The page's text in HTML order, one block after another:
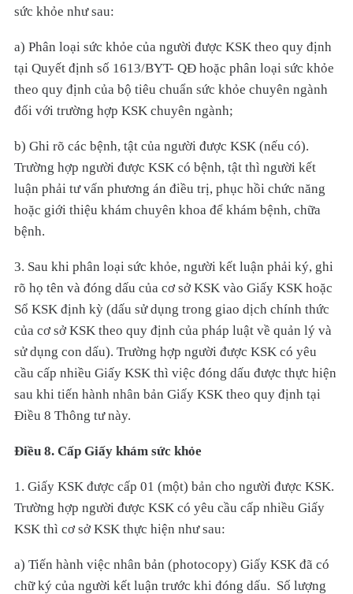
sức khỏe như sau:
a) Phân loại sức khỏe của người được KSK theo quy định
tại Quyết định số 1613/BYT- QĐ hoặc phân loại sức khỏe
theo quy định của bộ tiêu chuẩn sức khỏe chuyên ngành
đối với trường hợp KSK chuyên ngành;
b) Ghi rõ các bệnh, tật của người được KSK (nếu có).
Trường hợp người được KSK có bệnh, tật thì người kết
luận phải tư vấn phương án điều trị, phục hồi chức năng
hoặc giới thiệu khám chuyên khoa để khám bệnh, chữa
bệnh.
3. Sau khi phân loại sức khỏe, người kết luận phải ký, ghi
rõ họ tên và đóng dấu của cơ sở KSK vào Giấy KSK hoặc
Sổ KSK định kỳ (dấu sử dụng trong giao dịch chính thức
của cơ sở KSK theo quy định của pháp luật về quản lý và
sử dụng con dấu). Trường hợp người được KSK có yêu
cầu cấp nhiều Giấy KSK thì việc đóng dấu được thực hiện
sau khi tiến hành nhân bản Giấy KSK theo quy định tại
Điều 8 Thông tư này.
Điều 8. Cấp Giấy khám sức khỏe
1. Giấy KSK được cấp 01 (một) bản cho người được KSK.
Trường hợp người được KSK có yêu cầu cấp nhiều Giấy
KSK thì cơ sở KSK thực hiện như sau:
a) Tiến hành việc nhân bản (photocopy) Giấy KSK đã có
chữ ký của người kết luận trước khi đóng dấu. Số lượng